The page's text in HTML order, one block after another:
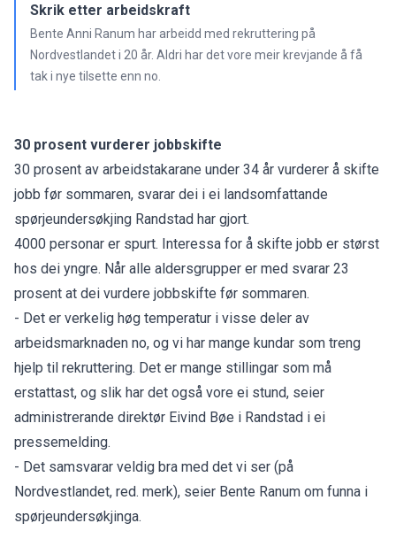
Skrik etter arbeidskraft
Bente Anni Ranum har arbeidd med rekruttering på
Nordvestlandet i 20 år. Aldri har det vore meir krevjande å få
tak i nye tilsette enn no.
30 prosent vurderer jobbskifte
30 prosent av arbeidstakarane under 34 år vurderer å skifte
jobb før sommaren, svarar dei i ei landsomfattande
spørjeundersøkjing Randstad har gjort.
4000 personar er spurt. Interessa for å skifte jobb er størst
hos dei yngre. Når alle aldersgrupper er med svarar 23
prosent at dei vurdere jobbskifte før sommaren.
- Det er verkelig høg temperatur i visse deler av
arbeidsmarknaden no, og vi har mange kundar som treng
hjelp til rekruttering. Det er mange stillingar som må
erstattast, og slik har det også vore ei stund, seier
administrerande direktør Eivind Bøe i Randstad i ei
pressemelding.
- Det samsvarar veldig bra med det vi ser (på
Nordvestlandet, red. merk), seier Bente Ranum om funna i
spørjeundersøkjinga.